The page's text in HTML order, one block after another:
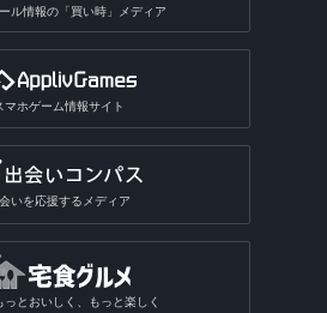
ル情報の「買い時」メディア
マホゲーム情報サイト
いを応援するメディア
っとおいしく、もっと楽しく